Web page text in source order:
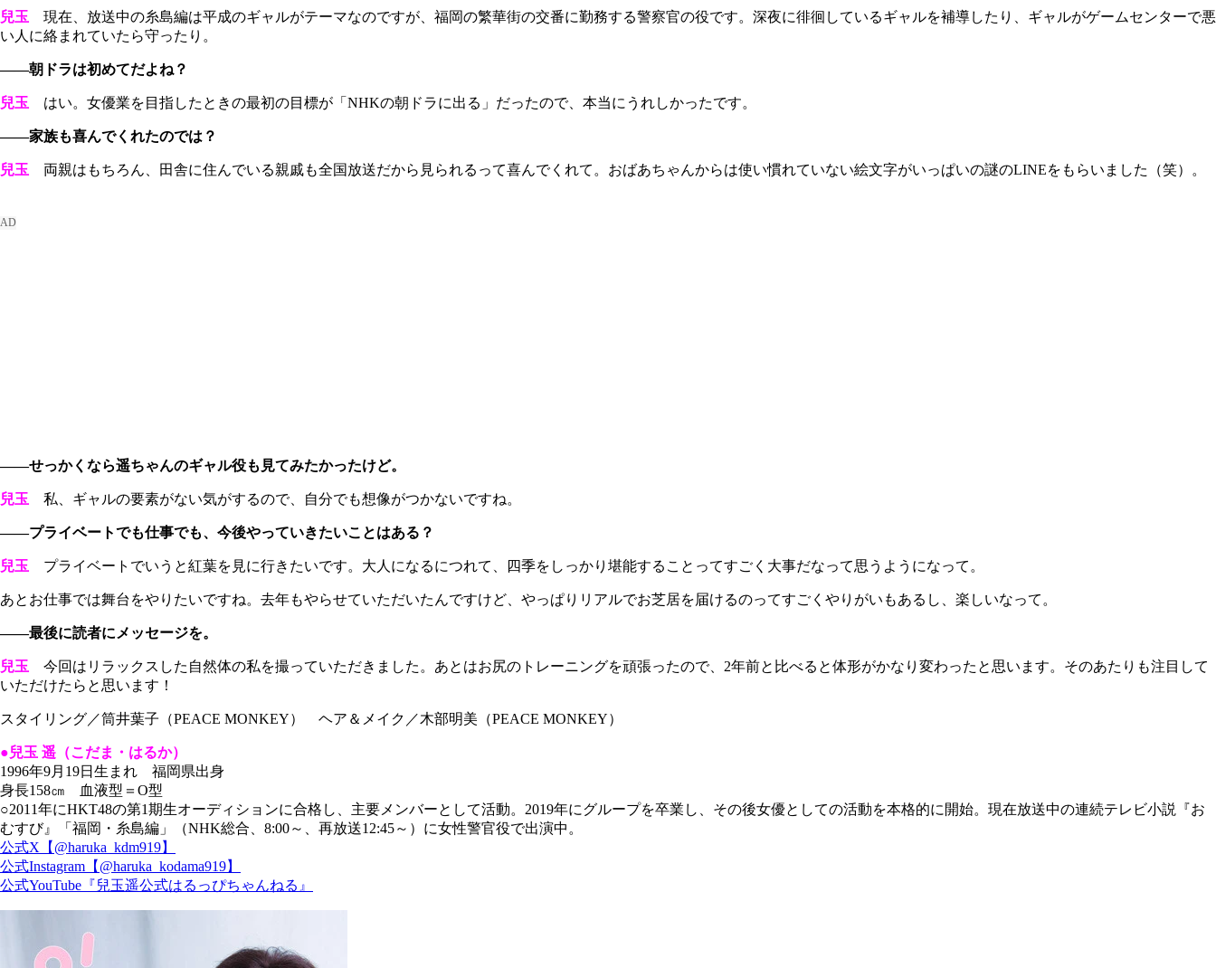
兒玉 現在、放送中の糸島編は平成のギャルがテーマなのですが、福岡の繁華街の交番に勤務する警察官の役です。深夜に徘徊しているギャルを補導したり、ギャルがゲームセンターで悪
い人に絡まれていたら守ったり。
――朝ドラは初めてだよね？
兒玉 はい。女優業を目指したときの最初の目標が「NHKの朝ドラに出る」だったので、本当にうれしかったです。
――家族も喜んでくれたのでは？
兒玉 両親はもちろん、田舎に住んでいる親戚も全国放送だから見られるって喜んでくれて。おばあちゃんからは使い慣れていない絵文字がいっぱいの謎のLINEをもらいました（笑）。
――せっかくなら遥ちゃんのギャル役も見てみたかったけど。
兒玉 私、ギャルの要素がない気がするので、自分でも想像がつかないですね。
――プライベートでも仕事でも、今後やっていきたいことはある？
兒玉 プライベートでいうと紅葉を見に行きたいです。大人になるにつれて、四季をしっかり堪能することってすごく大事だなって思うようになって。
あとお仕事では舞台をやりたいですね。去年もやらせていただいたんですけど、やっぱりリアルでお芝居を届けるのってすごくやりがいもあるし、楽しいなって。
――最後に読者にメッセージを。
兒玉 今回はリラックスした自然体の私を撮っていただきました。あとはお尻のトレーニングを頑張ったので、2年前と比べると体形がかなり変わったと思います。そのあたりも注目して
いただけたらと思います！
スタイリング／筒井葉子（PEACE MONKEY） ヘア＆メイク／木部明美（PEACE MONKEY）
●兒玉 遥（こだま・はるか）
1996年9月19日生まれ 福岡県出身
身長158㎝ 血液型＝O型
○2011年にHKT48の第1期生オーディションに合格し、主要メンバーとして活動。2019年にグループを卒業し、その後女優としての活動を本格的に開始。現在放送中の連続テレビ小説『お
むすび』「福岡・糸島編」（NHK総合、8:00～、再放送12:45～）に女性警官役で出演中。
公式X【@haruka_kdm919】
公式Instagram【@haruka_kodama919】
公式YouTube『兒玉遥公式はるっぴちゃんねる』